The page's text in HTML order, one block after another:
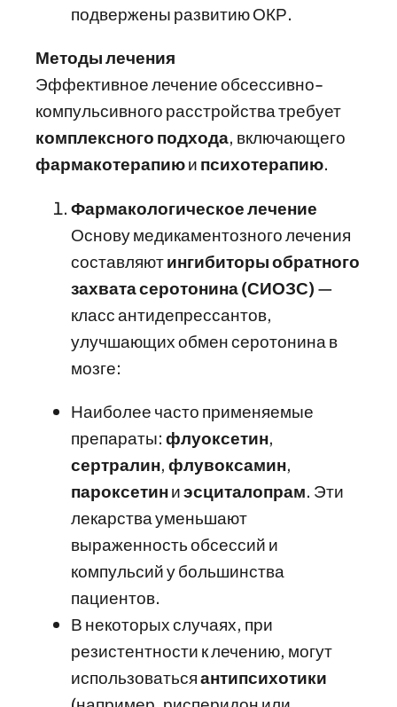
подвержены развитию ОКР.
Методы лечения
Эффективное лечение обсессивно-
компульсивного расстройства требует
комплексного подхода, включающего
фармакотерапиюи психотерапию.
Фармакологическое лечение
Основу медикаментозного лечения
составляютингибиторы обратного
захвата серотонина (СИОЗС) —
класс антидепрессантов,
улучшающих обмен серотонина в
мозге:
Наиболее часто применяемые
препараты: флуоксетин,
сертралин, флувоксамин,
пароксетиниэсциталопрам. Эти
лекарства уменьшают
выраженность обсессий и
компульсий у большинства
пациентов.
В некоторых случаях, при
резистентности к лечению, могут
использоватьсяантипсихотики